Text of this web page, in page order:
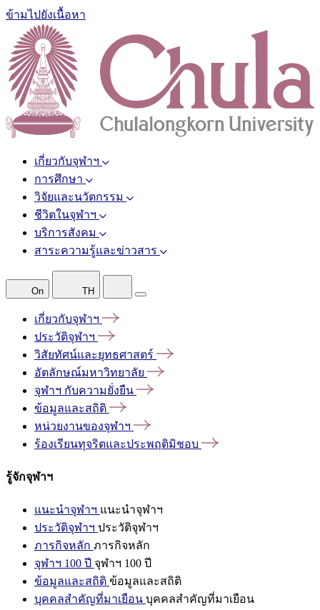
ข้ามไปยังเนื้อหา
เกี่ยวกับจุฬาฯ
การศึกษา
วิจัยและนวัตกรรม
ชีวิตในจุฬาฯ
บริการสังคม
สาระความรู้และข่าวสาร
On TH
เกี่ยวกับจุฬาฯ
ประวัติจุฬาฯ
วิสัยทัศน์และยุทธศาสตร์
อัตลักษณ์มหาวิทยาลัย
จุฬาฯ กับความยั่งยืน
ข้อมูลและสถิติ
หน่วยงานของจุฬาฯ
ร้องเรียนทุจริตและประพฤติมิชอบ
รู้จักจุฬาฯ
แนะนำจุฬาฯ แนะนำจุฬาฯ
ประวัติจุฬาฯ ประวัติจุฬาฯ
ภารกิจหลัก ภารกิจหลัก
จุฬาฯ 100 ปี จุฬาฯ 100 ปี
ข้อมูลและสถิติ ข้อมูลและสถิติ
บุคคลสำคัญที่มาเยือน บุคคลสำคัญที่มาเยือน